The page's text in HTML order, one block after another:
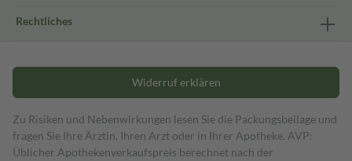
Rechtliches
Widerruf erklären
Zu Risiken und Nebenwirkungen lesen Sie die Packungsbeilage und
fragen Sie Ihre Ärztin, Ihren Arzt oder in Ihrer Apotheke. AVP:
Üblicher Apothekenverkaufspreis berechnet nach der